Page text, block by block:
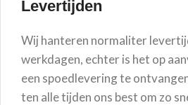
Levertijden
Wij hanteren normaliter
werkdagen, echter is het op
een spoedlevering te
ten alle tijden ons best om zo